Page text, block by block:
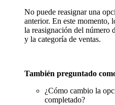
No puede reasignar una
anterior. En este momento,
la reasignación del número
y la categoría de ventas.
También preguntado
¿Cómo cambio la
completado?